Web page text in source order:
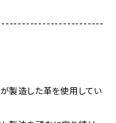
製造した革を使用してい